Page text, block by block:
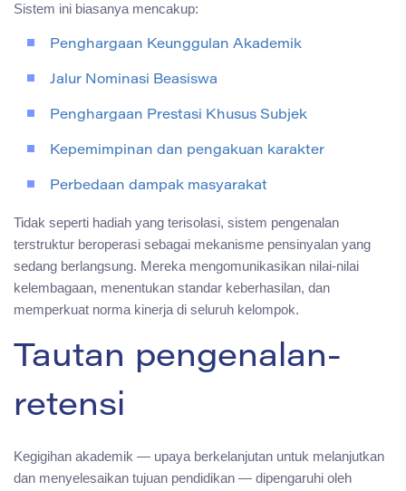
Sistem ini biasanya mencakup:
Penghargaan Keunggulan Akademik
Jalur Nominasi Beasiswa
Penghargaan Prestasi Khusus Subjek
Kepemimpinan dan pengakuan karakter
Perbedaan dampak masyarakat
Tidak seperti hadiah yang terisolasi, sistem pengenalan
terstruktur beroperasi sebagai mekanisme pensinyalan yang
sedang berlangsung. Mereka mengomunikasikan nilai-nilai
kelembagaan, menentukan standar keberhasilan, dan
memperkuat norma kinerja di seluruh kelompok.
Tautan pengenalan-
retensi
Kegigihan akademik — upaya berkelanjutan untuk melanjutkan
dan menyelesaikan tujuan pendidikan — dipengaruhi oleh